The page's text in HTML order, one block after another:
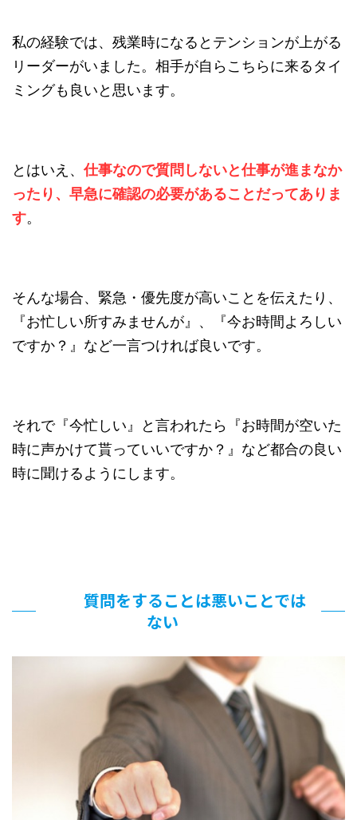
私の経験では、残業時になるとテンションが上がる
リーダーがいました。相手が自らこちらに来るタイ
ミングも良いと思います。
とはいえ、 仕事なので質問しないと仕事が進まなか
ったり、早急に確認の必要があることだってありま
す。
そんな場合、緊急・優先度が高いことを伝えたり、
『お忙しい所すみませんが』、『今お時間よろしい
ですか？』など一言つければ良いです。
それで『今忙しい』と言われたら『お時間が空いた
時に声かけて貰っていいですか？』など都合の良い
時に聞けるようにします。
質問をすることは悪いことでは
ない